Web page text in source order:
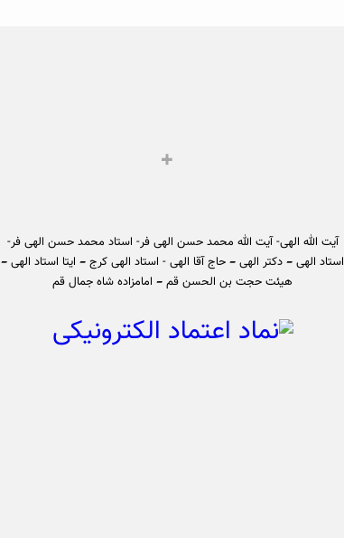
آیت الله الهی- آیت الله محمد حسن الهی فر- استاد محمد حسن الهی فر-
استاد الهی – دکتر الهی – حاج آقا الهی - استاد الهی کرج – ایتا استاد الهی –
هیئت حجت بن الحسن قم – امامزاده شاه جمال قم